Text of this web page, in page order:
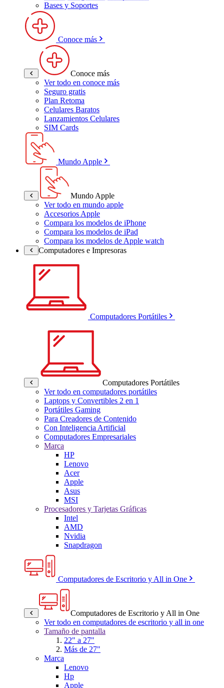
Bases y Soportes
Conoce más
Conoce más
Ver todo en conoce más
Seguro gratis
Plan Retoma
Celulares Baratos
Lanzamientos Celulares
SIM Cards
Mundo Apple
Mundo Apple
Ver todo en mundo apple
Accesorios Apple
Compara los modelos de iPhone
Compara los modelos de iPad
Compara los modelos de Apple watch
Computadores e Impresoras
Computadores Portátiles
Computadores Portátiles
Ver todo en computadores portátiles
Laptops y Convertibles 2 en 1
Portátiles Gaming
Para Creadores de Contenido
Con Inteligencia Artificial
Computadores Empresariales
Marca
HP
Lenovo
Acer
Apple
Asus
MSI
Procesadores y Tarjetas Gráficas
Intel
AMD
Nvidia
Snapdragon
Computadores de Escritorio y All in One
Computadores de Escritorio y All in One
Ver todo en computadores de escritorio y all in one
Tamaño de pantalla
22" a 27"
Más de 27"
Marca
Lenovo
Hp
Apple